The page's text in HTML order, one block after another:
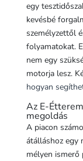
egy
kevésbé
személyzettől
folyamatokat.
nem egy
motorja lesz.
hogyan
Az E-
megoldás
A piacon
átálláshoz egy
mélyen ismerő